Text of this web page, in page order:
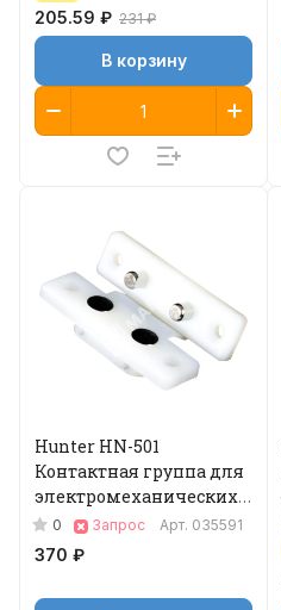
205.59 ₽ 231 ₽
В корзину
Hunter HN-501
Контактная группа для
электромеханических
замков
0 Запрос Арт. 035591
370 ₽